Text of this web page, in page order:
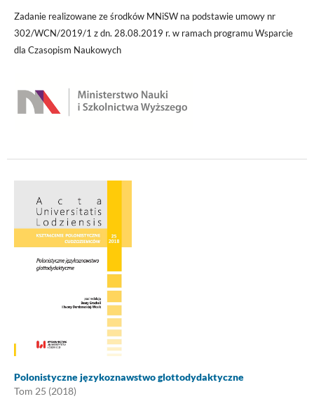
Zadanie realizowane ze środków MNiSW na podstawie umowy nr
302/WCN/2019/1 z dn. 28.08.2019 r. w ramach programu Wsparcie
dla Czasopism Naukowych
Polonistyczne językoznawstwo glottodydaktyczne
Tom 25 (2018)